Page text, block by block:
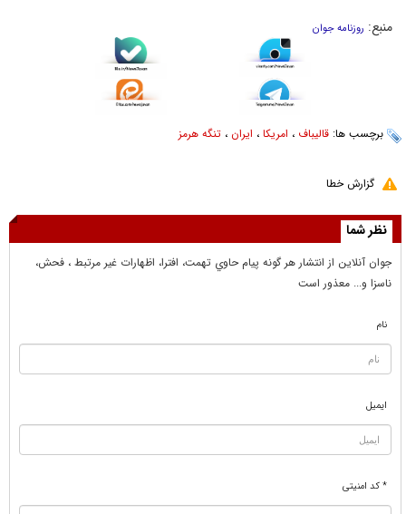
منبع: روزنامه جوان
برچسب ها: قالیباف ، امریکا ، ایران ، تنگه هرمز
گزارش خطا
نظر شما
جوان آنلاين از انتشار هر گونه پيام حاوي تهمت، افترا، اظهارات غير مرتبط ، فحش،
ناسزا و... معذور است
نام
ایمیل
* کد امنیتی